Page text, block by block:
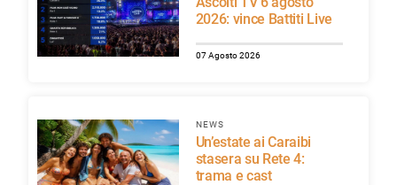
2026: vince Battiti Live
07 Agosto 2026
NEWS
Un’estate ai Caraibi
stasera su Rete 4:
trama e cast